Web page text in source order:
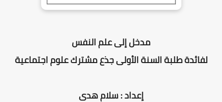
مدخل إلى علم النفس
لفائدة طلبة السنة الأولى جذع مشترك علوم اجتماعية
إعداد : سلام هدى